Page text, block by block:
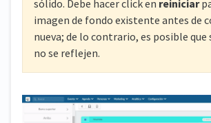
sólido. Debe hacer click en reiniciar
imagen de fondo existente antes de
nueva; de lo contrario, es posible que
no se reflejen.